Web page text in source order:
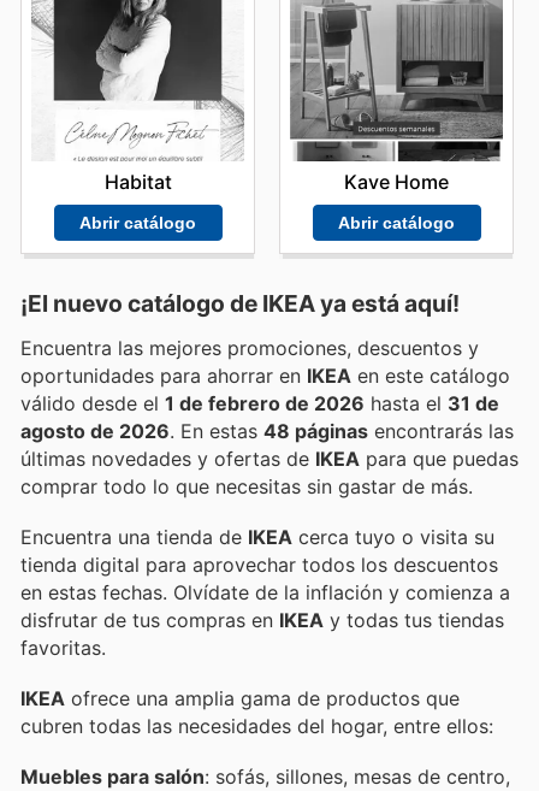
Habitat
Abrir catálogo
Kave Home
Abrir catálogo
¡El nuevo catálogo de IKEAya está aquí!
Encuentra las mejores promociones, descuentos y
oportunidades para ahorrar en IKEA en este catálogo
válido desde el 1 de febrero de 2026 hasta el 31 de
agosto de 2026 . En estas 48 páginas encontrarás las
últimas novedades y ofertas de IKEA para que puedas
comprar todo lo que necesitas sin gastar de más.
Encuentra una tienda de IKEA cerca tuyo o visita su
tienda digital para aprovechar todos los descuentos
en estas fechas. Olvídate de la inflación y comienza a
disfrutar de tus compras en IKEA y todas tus tiendas
favoritas.
IKEA ofrece una amplia gama de productos que
cubren todas las necesidades del hogar, entre ellos:
Muebles para salón: sofás, sillones, mesas de centro,